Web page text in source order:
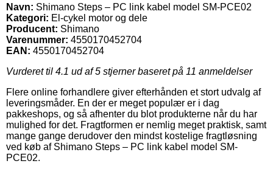
Navn: Shimano Steps – PC link kabel model SM-PCE02
Kategori: El-cykel motor og dele
Producent: Shimano
Varenummer: 4550170452704
EAN: 4550170452704
Vurderet til 4.1 ud af 5 stjerner baseret på 11 anmeldelser
Flere online forhandlere giver efterhånden et stort udvalg af
leveringsmåder. En der er meget populær er i dag
pakkeshops, og så afhenter du blot produkterne når du har
mulighed for det. Fragtformen er nemlig meget praktisk, samt
mange gange derudover den mindst kostelige fragtløsning
ved køb af Shimano Steps – PC link kabel model SM-
PCE02.